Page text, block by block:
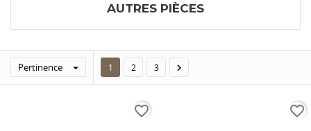
AUTRES PIÈCES
Pertinence  1 2 3 
favorite_border favorite_border